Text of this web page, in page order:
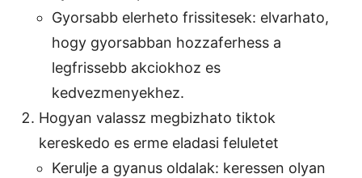
Gyorsabb elerheto frissitesek: elvarhato,
hogy gyorsabban hozzaferhess a
legfrissebb akciokhoz es
kedvezmenyekhez.
Hogyan valassz megbizhato tiktok
kereskedo es erme eladasi feluletet
Kerulje a gyanus oldalak: keressen olyan